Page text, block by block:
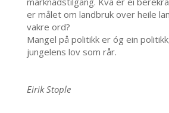
er målet om landbruk over heile
vakre ord?
Mangel på politikk er óg ein
jungelens lov som rår.
Eirik Stople